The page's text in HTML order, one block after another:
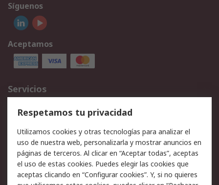
Síguenos
Aceptamos
Servicios
Cómo realizar pedidos
Devoluciones
Facturación y pago
Ofertas
Soporte técnico
Legal
Aviso legal
Política de privacidad -
Respetamos tu privacidad
Utilizamos cookies y otras tecnologías para analizar el
uso de nuestra web, personalizarla y mostrar anuncios en
páginas de terceros. Al clicar en “Aceptar todas”, aceptas
el uso de estas cookies. Puedes elegir las cookies que
aceptas clicando en “Configurar cookies”. Y, si no quieres